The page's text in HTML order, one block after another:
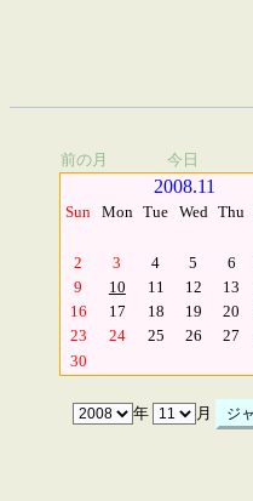
前の月 今日
2008.11
Sun Mon Tue Wed Thu
2
3 4 5 6
9
10 11 12 13
16
17 18 19 20
23
24 25 26 27
30
年 月